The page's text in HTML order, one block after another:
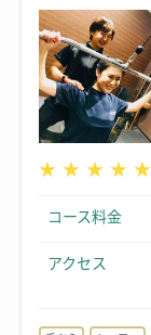
★★★★★
★★★★★
コース料金
アクセス